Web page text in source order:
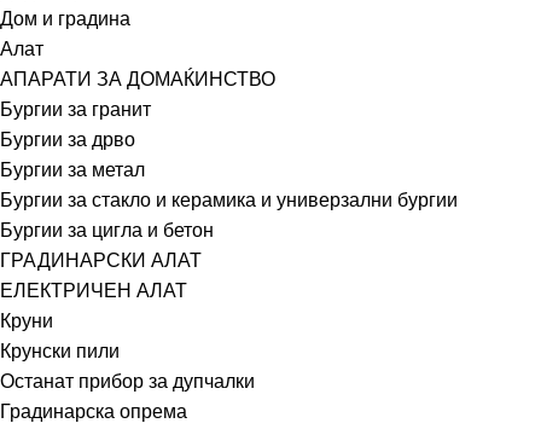
Дом и градина
Алат
АПАРАТИ ЗА ДОМАЌИНСТВО
Бургии за гранит
Бургии за дрво
Бургии за метал
Бургии за стакло и керамика и универзални бургии
Бургии за цигла и бетон
ГРАДИНАРСКИ АЛАТ
ЕЛЕКТРИЧЕН АЛАТ
Круни
Крунски пили
Останат прибор за дупчалки
Градинарска опрема